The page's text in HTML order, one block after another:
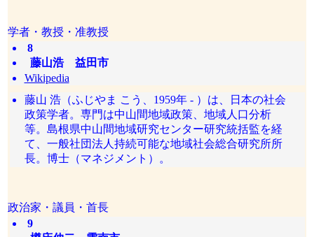
学者・教授・准教授
8
藤山浩 益田市
Wikipedia
藤山 浩（ふじやま こう、1959年 - ）は、日本の社会
政策学者。専門は中山間地域政策、地域人口分析
等。島根県中山間地域研究センター研究統括監を経
て、一般社団法人持続可能な地域社会総合研究所所
長。博士（マネジメント）。
政治家・議員・首長
9